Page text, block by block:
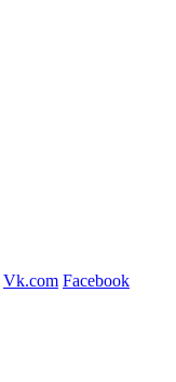
Vk.com Facebook